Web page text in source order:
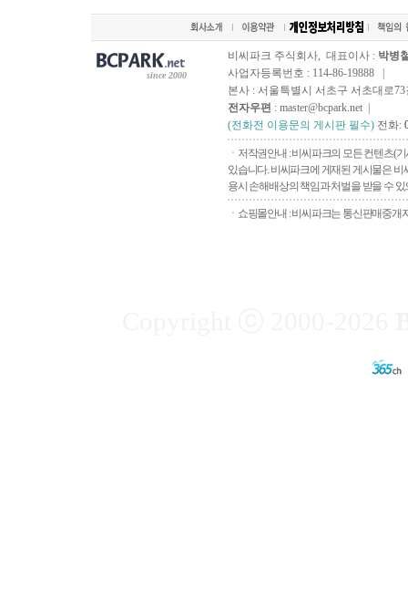
since 2000
비씨파크 주식회사, 대표이사 : 박병
사업자등록번호 : 114-86-19888 |
본사 : 서울특별시 서초구 서초대로73
전자우편 : master@bcpark.net |
(전화전 이용문의 게시판 필수) 전화:
ㆍ저작권안내 : 비씨파크의 모든 컨텐츠(
있습니다. 비씨파크에 게재된 게시물은
용시 손해배상의 책임과 처벌을 받을 수
ㆍ쇼핑몰안내 : 비씨파크는 통신판매중개